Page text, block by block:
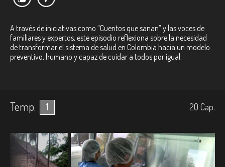
A través de iniciativas como “Cuentos que sanan” y las voces de
familiares y expertos, este episodio reflexiona sobre la necesidad
de transformar el sistema de salud en Colombia hacia un modelo
preventivo, humano y capaz de cuidar a todos por igual.
Temp. 1 20 Cap.